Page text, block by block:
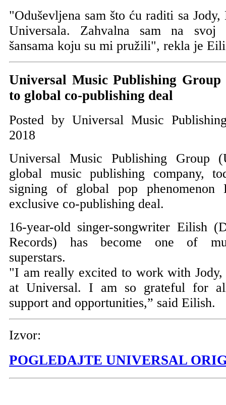
"Oduševljena sam što ću raditi sa
Universala. Zahvalna sam na
šansama koju su mi pružili", rekla je
Universal Music Publishing
to global co-publishing deal
Posted by Universal Music
2018
Universal Music Publishing Group
global music publishing company,
signing of global pop
exclusive co-publishing deal.
16-year-old singer-songwriter Eilish
Records) has become one of
superstars.
"I am really excited to work with Jody,
at Universal. I am so grateful for
support and opportunities,” said Eilish.
Izvor:
POGLEDAJTE UNIVERSAL